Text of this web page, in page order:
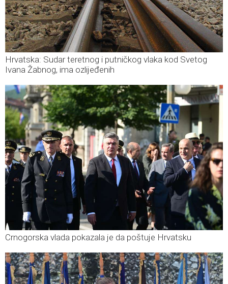
Hrvatska: Sudar teretnog i putničkog vlaka kod Svetog
Ivana Žabnog, ima ozlijeđenih
Crnogorska vlada pokazala je da poštuje Hrvatsku